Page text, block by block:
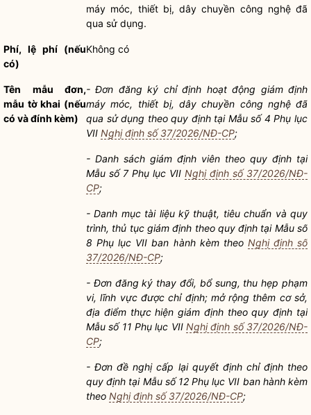
máy móc, thiết bị, dây chuyền công nghệ đã
qua sử dụng.
Phí, lệ phí (nếu
có)
Không có
Tên mẫu đơn,
mẫu tờ khai (nếu
có và đính kèm)
-Đơn đăng ký chỉ định hoạt động giám định
máy móc, thiết bị, dây chuyền công nghệ đã
qua sử dụng theo quy định tại Mẫu số 4 Phụ lục
VII Nghị định số 37/2026/NĐ-CP;
- Danh sách giám định viên theo quy định tại
Mẫu số 7 Phụ lục VII Nghị định số 37/2026/NĐ-
CP;
-Danh mục tài liệu kỹ thuật, tiêu chuẩn và quy
trình, thủ tục giám định theo quy định tại Mẫu số
8 Phụ lục VII ban hành kèm theo Nghị định số
37/2026/NĐ-CP;
- Đơn đăng ký thay đổi, bổ sung, thu hẹp phạm
vi, lĩnh vực được chỉ định; mở rộng thêm cơ sở,
địa điểm thực hiện giám định theo quy định tại
Mẫu số 11 Phụ lục VII Nghị định số 37/2026/NĐ-
CP;
-Đơn đề nghị cấp lại quyết định chỉ định theo
quy định tại Mẫu số 12 Phụ lục VII ban hành kèm
theo Nghị định số 37/2026/NĐ-CP;